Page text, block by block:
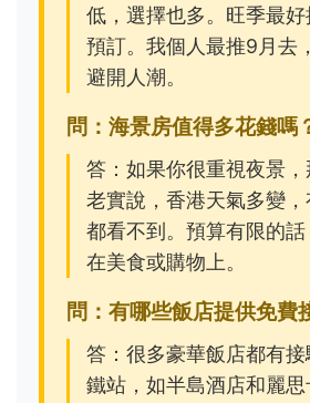
低，選擇也多。旺季最
預訂。我個人最推9月去
避開人潮。
問：海景房值得多花錢嗎
答：如果你很重視夜景
老實說，香港天氣多變
都看不到。預算有限的
在美食或購物上。
問：有哪些飯店提供免費
答：很多豪華飯店都有
鐵站，如半島酒店和麗